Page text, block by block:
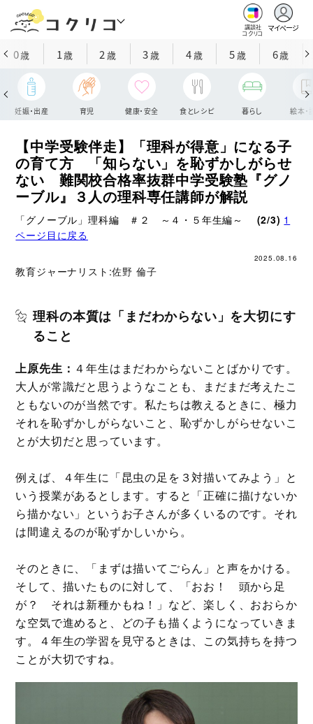
講談社
コクリコ
マイページ
0歳 1歳 2 歳 3歳 4歳 5歳 6歳
妊娠・出産 育児 健康・安全 食とレシピ 暮らし 絵本・
【中学受験伴走】「理科が得意」になる子
の育て方 「知らない」を恥ずかしがらせ
ない 難関校合格率抜群中学受験塾『グノ
ーブル』３人の理科専任講師が解説
「グノーブル」理科編 ＃２ ～４・５年生編～ (2/3) 1
ページ目に戻る
2025.08.16
教育ジャーナリスト:佐野 倫子
理科の本質は「まだわからない」を大切にす
ること
上原先生： ４年生はまだわからないことばかりです。
大人が常識だと思うようなことも、まだまだ考えたこ
ともないのが当然です。私たちは教えるときに、極力
それを恥ずかしがらないこと、恥ずかしがらせないこ
とが大切だと思っています。
例えば、４年生に「昆虫の足を３対描いてみよう」と
いう授業があるとします。すると「正確に描けないか
ら描かない」というお子さんが多くいるのです。それ
は間違えるのが恥ずかしいから。
そのときに、「まずは描いてごらん」と声をかける。
そして、描いたものに対して、「おお！ 頭から足
が？ それは新種かもね！」など、楽しく、おおらか
な空気で進めると、どの子も描くようになっていきま
す。４年生の学習を見守るときは、この気持ちを持つ
ことが大切ですね。